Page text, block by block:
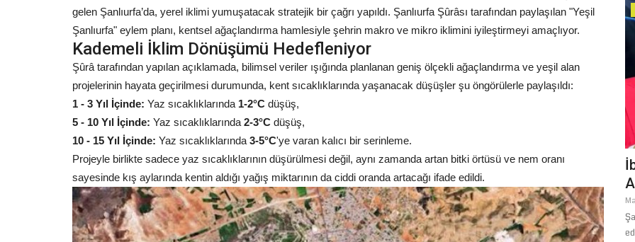
gelen Şanlıurfa’da, yerel iklimi yumuşatacak stratejik bir çağrı yapıldı. Şanlıurfa Şûrâsı tarafından paylaşılan "Yeşil
Şanlıurfa" eylem planı, kentsel ağaçlandırma hamlesiyle şehrin makro ve mikro iklimini iyileştirmeyi amaçlıyor.
Kademeli İklim Dönüşümü Hedefleniyor
Şûrâ tarafından yapılan açıklamada, bilimsel veriler ışığında planlanan geniş ölçekli ağaçlandırma ve yeşil alan
projelerinin hayata geçirilmesi durumunda, kent sıcaklıklarında yaşanacak düşüşler şu öngörülerle paylaşıldı:
1 - 3 Yıl İçinde: Yaz sıcaklıklarında 1-2°C düşüş,
5 - 10 Yıl İçinde: Yaz sıcaklıklarında 2-3°C düşüş,
10 - 15 Yıl İçinde: Yaz sıcaklıklarında 3-5°C'ye varan kalıcı bir serinleme.
Projeyle birlikte sadece yaz sıcaklıklarının düşürülmesi değil, aynı zamanda artan bitki örtüsü ve nem oranı
sayesinde kış aylarında kentin aldığı yağış miktarının da ciddi oranda artacağı ifade edildi.
ve JASAT ekipleri
Sağlık
Prof. Dr. Ali Şimşek’ten Örnek Davranış:
Özel Muayene ve...
Temmuz 21, 2026 0
Şanlıurfa’da göz sağlığı alanında gerçekleştirdiği başarılı
ameliyatlarla adından...
Magazin
İbrahim Tatlıses’ten Duygulandıran
Anneler Günü Paylaşımı
Mayıs 11, 2026 0
Şanlıurfalı ünlü sanatçı İbrahim Tatlıses, Anneler Günü’nde vefat
eden annesi Leyla...